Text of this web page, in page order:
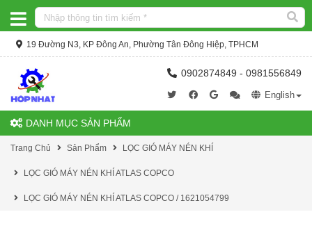
19 Đường N3, KP Đông An, Phường Tân Đông Hiệp, TPHCM
0902874849 - 0981556849
English
DANH MỤC SẢN PHẨM
Trang Chủ Sản Phẩm LỌC GIÓ MÁY NÉN KHÍ
LỌC GIÓ MÁY NÉN KHÍ ATLAS COPCO
LỌC GIÓ MÁY NÉN KHÍ ATLAS COPCO / 1621054799